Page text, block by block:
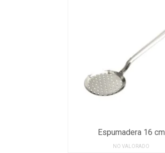
Espumadera 16 cm
NO VALORADO